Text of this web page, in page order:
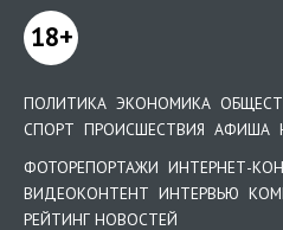
18+
ПОЛИТИКА ЭКОНОМИКА
СПОРТ ПРОИСШЕСТВИЯ АФИША
ФОТОРЕПОРТАЖИ ИНТЕРНЕТ-
ВИДЕОКОНТЕНТ ИНТЕРВЬЮ
РЕЙТИНГ НОВОСТЕЙ